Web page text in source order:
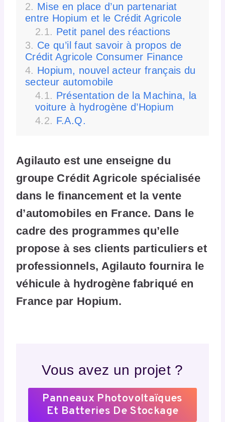
Mise en place d’un partenariat
entre Hopium et le Crédit Agricole
Petit panel des réactions
Ce qu’il faut savoir à propos de
Crédit Agricole Consumer Finance
Hopium, nouvel acteur français du
secteur automobile
Présentation de la Machina, la
voiture à hydrogène d’Hopium
F.A.Q.
Agilauto est une enseigne du
groupe Crédit Agricole spécialisée
dans le financement et la vente
d’automobiles en France. Dans le
cadre des programmes qu’elle
propose à ses clients particuliers et
professionnels, Agilauto fournira le
véhicule à hydrogène fabriqué en
France par Hopium.
Vous avez un projet ?
Panneaux Photovoltaïques
Et Batteries De Stockage